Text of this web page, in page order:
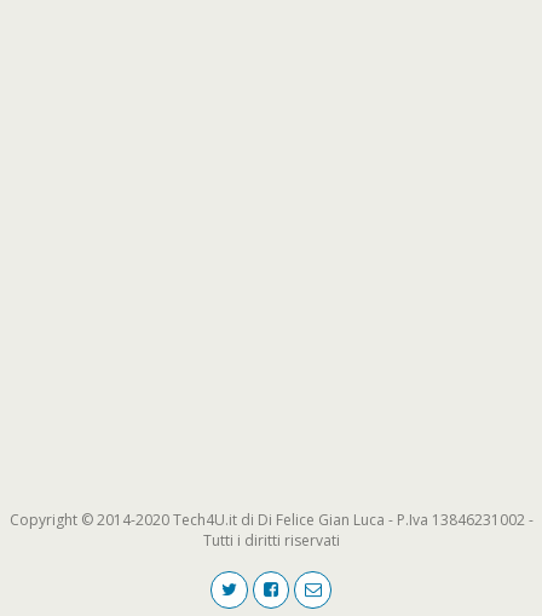
Copyright © 2014-2020 Tech4U.it di Di Felice Gian Luca - P.Iva 13846231002 -
Tutti i diritti riservati